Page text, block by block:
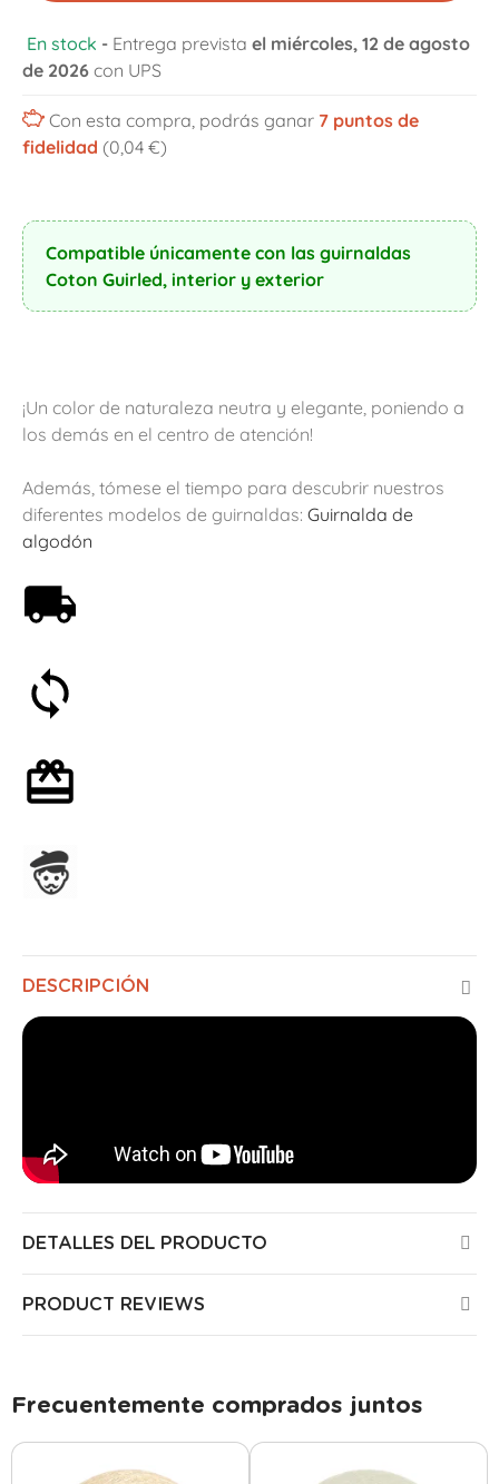
En stock - Entrega prevista el miércoles, 12 de agosto
de 2026 con UPS
Con esta compra, podrás ganar 7puntos de
fidelidad (0,04 €)
Compatible únicamente con las guirnaldas
Coton Guirled, interior y exterior
¡Un color de naturaleza neutra y elegante, poniendo a
los demás en el centro de atención!
Además, tómese el tiempo para descubrir nuestros
diferentes modelos de guirnaldas: Guirnalda de
algodón
DESCRIPCIÓN
DETALLES DEL PRODUCTO
PRODUCT REVIEWS
Frecuentemente comprados juntos